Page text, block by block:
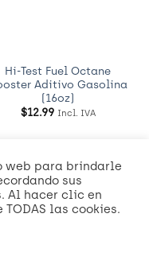
Hi-Test Fuel Octane
Aditivo Gasolina
(16oz)
$12.99 Incl. IVA
Dinners
Club
Discover
Y ENTREGA
web para brindarle
sus
Al hacer clic en
las cookies.